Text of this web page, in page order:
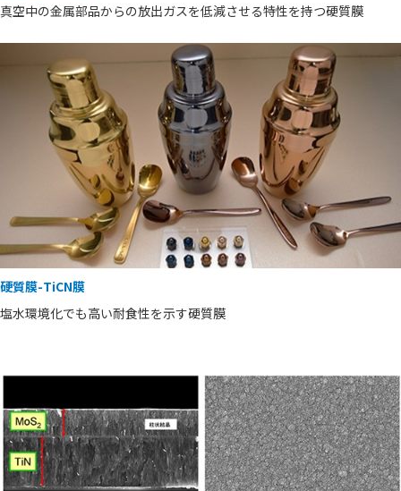
真空中の金属部品からの放出ガスを低減させる特性を持つ硬質膜
硬質膜-TiCN膜
塩水環境化でも高い耐食性を示す硬質膜